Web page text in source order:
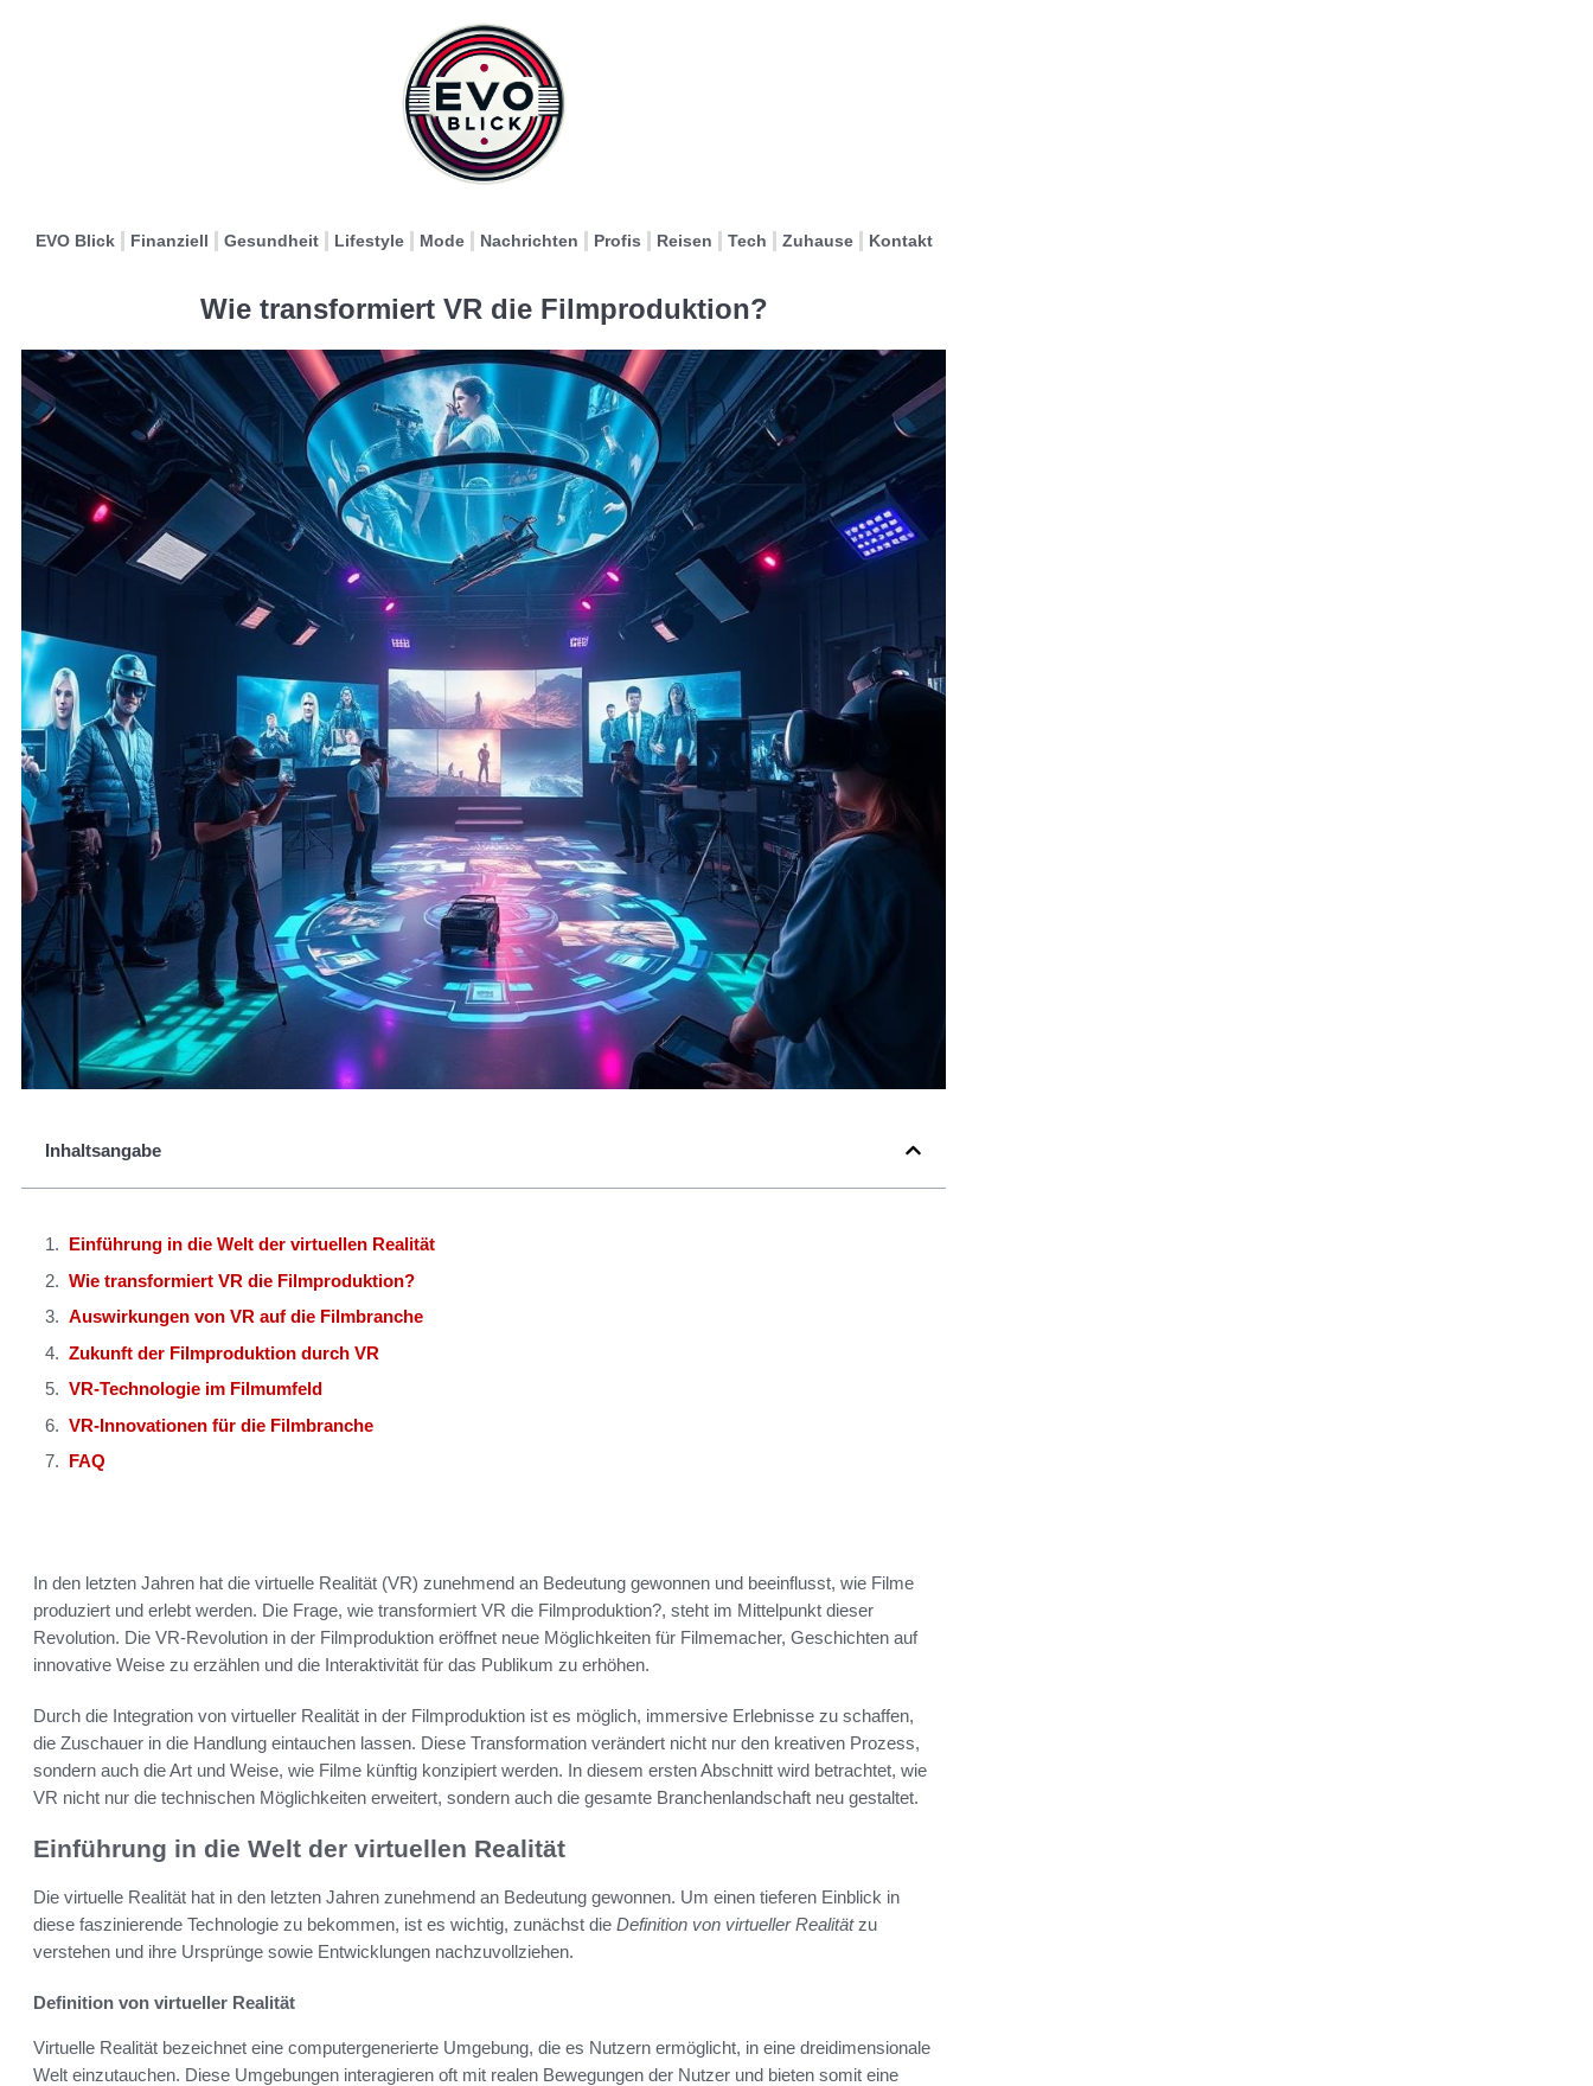
EVO Blick Finanziell Gesundheit Lifestyle Mode Nachrichten Profis Reisen Tech Zuhause Kontakt
Wie transformiert VR die Filmproduktion?
Inhaltsangabe
Einführung in die Welt der virtuellen Realität
Wie transformiert VR die Filmproduktion?
Auswirkungen von VR auf die Filmbranche
Zukunft der Filmproduktion durch VR
VR-Technologie im Filmumfeld
VR-Innovationen für die Filmbranche
FAQ
In den letzten Jahren hat die virtuelle Realität (VR) zunehmend an Bedeutung gewonnen und beeinflusst, wie Filme
produziert und erlebt werden. Die Frage, wie transformiert VR die Filmproduktion?, steht im Mittelpunkt dieser
Revolution. Die VR-Revolution in der Filmproduktion eröffnet neue Möglichkeiten für Filmemacher, Geschichten auf
innovative Weise zu erzählen und die Interaktivität für das Publikum zu erhöhen.
Durch die Integration von virtueller Realität in der Filmproduktion ist es möglich, immersive Erlebnisse zu schaffen,
die Zuschauer in die Handlung eintauchen lassen. Diese Transformation verändert nicht nur den kreativen Prozess,
sondern auch die Art und Weise, wie Filme künftig konzipiert werden. In diesem ersten Abschnitt wird betrachtet, wie
VR nicht nur die technischen Möglichkeiten erweitert, sondern auch die gesamte Branchenlandschaft neu gestaltet.
Einführung in die Welt der virtuellen Realität
Die virtuelle Realität hat in den letzten Jahren zunehmend an Bedeutung gewonnen. Um einen tieferen Einblick in
diese faszinierende Technologie zu bekommen, ist es wichtig, zunächst die Definition von virtueller Realitätzu
verstehen und ihre Ursprünge sowie Entwicklungen nachzuvollziehen.
Definition von virtueller Realität
Virtuelle Realität bezeichnet eine computergenerierte Umgebung, die es Nutzern ermöglicht, in eine dreidimensionale
Welt einzutauchen. Diese Umgebungen interagieren oft mit realen Bewegungen der Nutzer und bieten somit eine